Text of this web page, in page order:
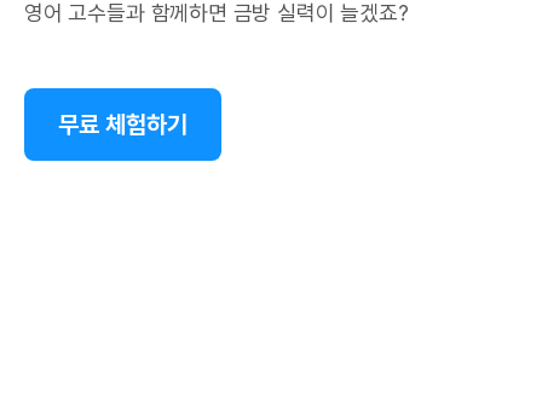
영어 고수들과 함께하면 금방 실력이 늘겠죠?
무료 체험하기